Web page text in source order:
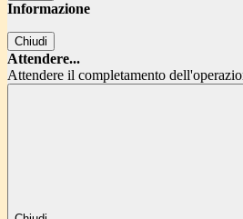
Informazione
Chiudi
Attendere...
Attendere il completamento